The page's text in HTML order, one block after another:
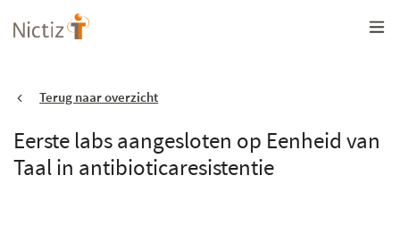
Overslaan
en
gaanTerug naar overzicht
Eerste labs aangesloten op Eenheid van
Taal in antibioticaresistentie